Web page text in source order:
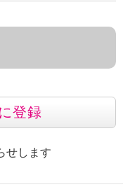
登録
せします